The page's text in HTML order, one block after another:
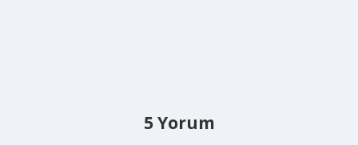
5 Yorum